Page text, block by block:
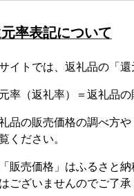
率表記について
イトでは、返礼品の「
率（返礼率）＝返礼品
品の販売価格の調べ方
ください。
販売価格」はふるさと納
ございませんのでご了承